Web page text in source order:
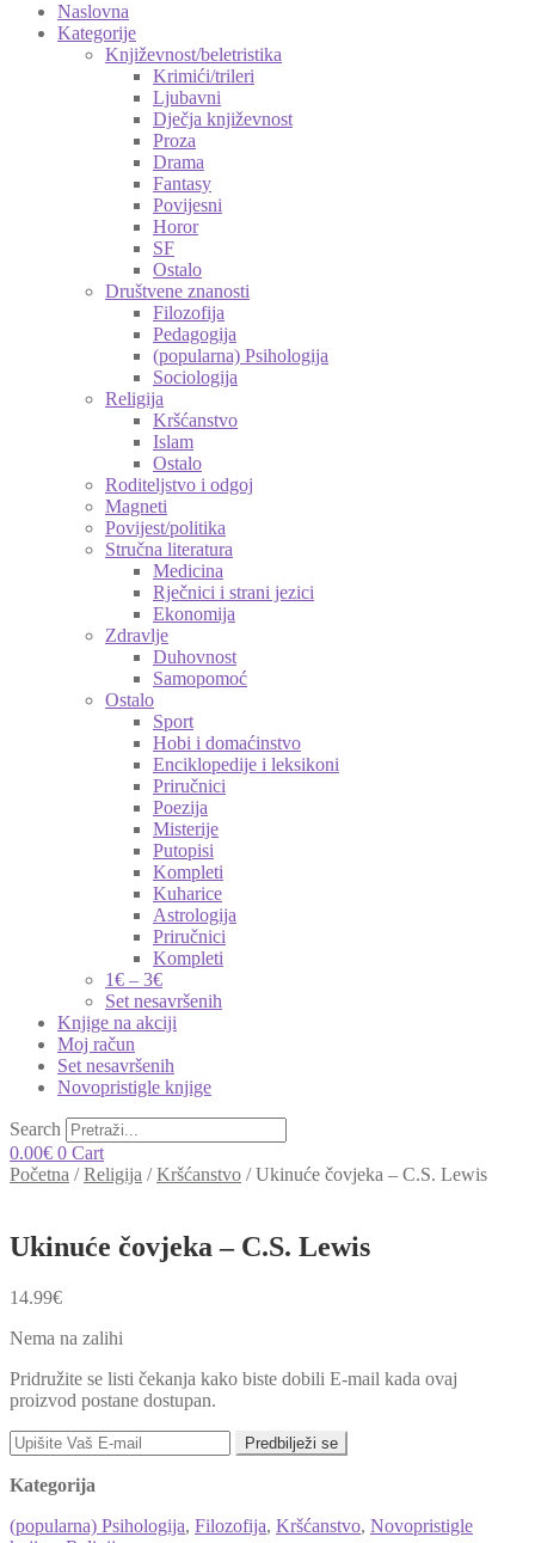
Naslovna
Kategorije
Književnost/beletristika
Krimići/trileri
Ljubavni
Dječja književnost
Proza
Drama
Fantasy
Povijesni
Horor
SF
Ostalo
Društvene znanosti
Filozofija
Pedagogija
(popularna) Psihologija
Sociologija
Religija
Kršćanstvo
Islam
Ostalo
Roditeljstvo i odgoj
Magneti
Povijest/politika
Stručna literatura
Medicina
Rječnici i strani jezici
Ekonomija
Zdravlje
Duhovnost
Samopomoć
Ostalo
Sport
Hobi i domaćinstvo
Enciklopedije i leksikoni
Priručnici
Poezija
Misterije
Putopisi
Kompleti
Kuharice
Astrologija
Priručnici
Kompleti
1€ – 3€
Set nesavršenih
Knjige na akciji
Moj račun
Set nesavršenih
Novopristigle knjige
Search
0.00€ 0 Cart
Početna /Religija /Kršćanstvo /Ukinuće čovjeka – C.S. Lewis
Ukinuće čovjeka – C.S. Lewis
14.99€
Nema na zalihi
Pridružite se listi čekanja kako biste dobili E-mail kada ovaj
proizvod postane dostupan.
Predbilježi se
Kategorija
(popularna) Psihologija, Filozofija, Kršćanstvo, Novopristigle